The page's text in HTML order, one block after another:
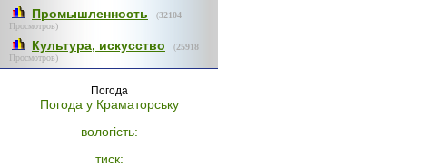
Промышленность (32104
Просмотров)
Культура, искусство (25918
Просмотров)
Погода
Погода у Краматорську
вологість:
тиск: